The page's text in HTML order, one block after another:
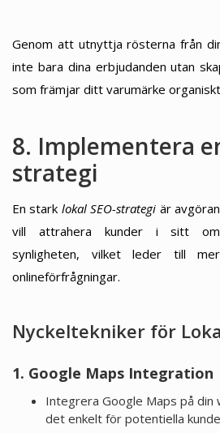
Genom att utnyttja rösterna från
inte bara dina erbjudanden utan
som främjar ditt varumärke
8. Implementera
strategi
En stark lokal SEO-strategi är
vill attrahera kunder i sitt
synligheten, vilket leder till
onlineförfrågningar.
Nyckeltekniker för
1. Google Maps Integration
Integrera Google Maps på
det enkelt för potentiella